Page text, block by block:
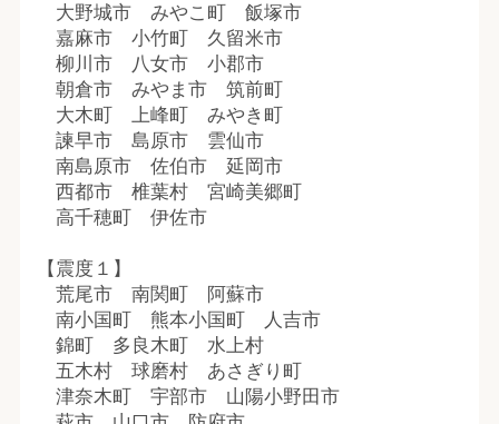
大野城市 みやこ町 飯塚市
嘉麻市 小竹町 久留米市
柳川市 八女市 小郡市
朝倉市 みやま市 筑前町
大木町 上峰町 みやき町
諫早市 島原市 雲仙市
南島原市 佐伯市 延岡市
西都市 椎葉村 宮崎美郷町
高千穂町 伊佐市
【震度１】
荒尾市 南関町 阿蘇市
南小国町 熊本小国町 人吉市
錦町 多良木町 水上村
五木村 球磨村 あさぎり町
津奈木町 宇部市 山陽小野田市